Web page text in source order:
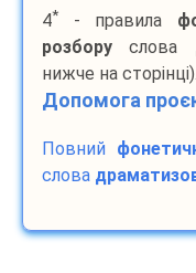
4* - правила
розбору слова
нижче на сторінці).
Допомога
Повний
слова